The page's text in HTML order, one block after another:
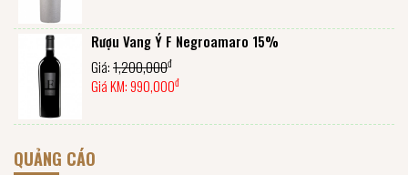
Rượu Vang Ý F Negroamaro 15%
Giá:1,200,000đ
Giá KM:990,000đ
QUẢNG CÁO